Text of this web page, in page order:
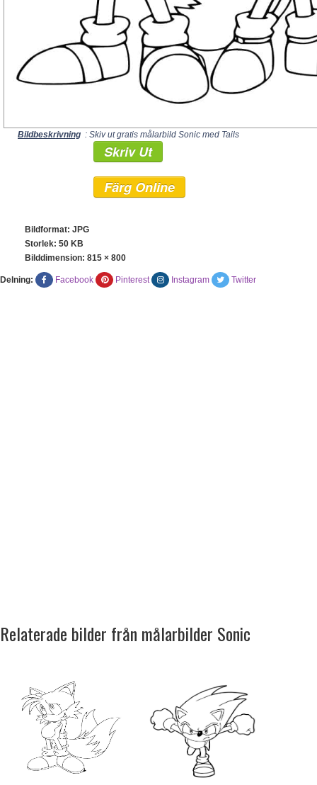
Bildbeskrivning : Skiv ut gratis målarbild Sonic med Tails
Skriv Ut
Färg Online
Bildformat: JPG
Storlek: 50 KB
Bilddimension: 815 × 800
Delning: Facebook Pinterest Instagram Twitter
Relaterade bilder från målarbilder Sonic